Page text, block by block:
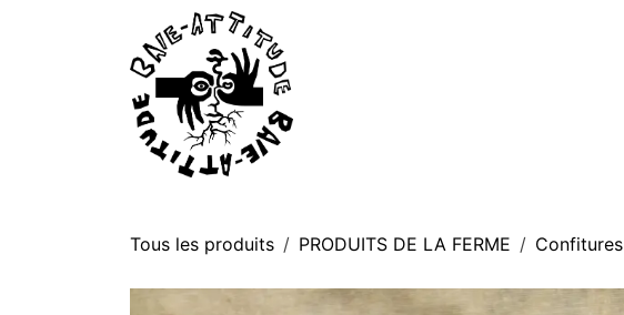
Tous les produits PRODUITS DE LA FERME Confitures